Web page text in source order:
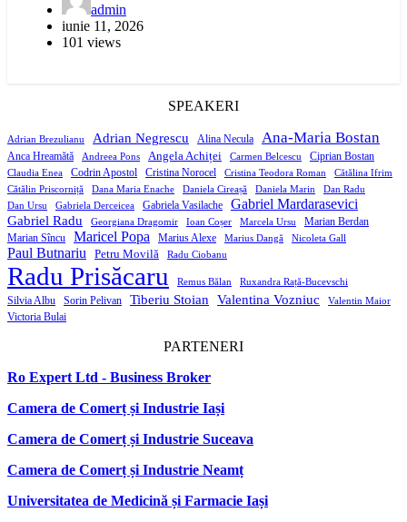
admin
iunie 11, 2026
101 views
SPEAKERI
Adrian Brezulianu Adrian Negrescu Alina Necula Ana-Maria Bostan
Anca Hreamătă Andreea Pons Angela Achiței Carmen Belcescu Ciprian Bostan
Claudia Enea Codrin Apostol Cristina Norocel Cristina Teodora Roman
Cătălina Ifrim
Cătălin Priscorniță
Dana Maria Enache Daniela Cireașă Daniela Marin
Dan Radu
Dan Ursu
Gabriela Derceicea Gabriela Vasilache Gabriel Mardarasevici
Gabriel Radu Georgiana Dragomir Ioan Coșer Marcela Ursu
Marian Berdan
Marian Sîncu
Maricel Popa Marius Alexe Marius Dangă Nicoleta Gall
Paul Butnariu Petru Movilă Radu Ciobanu
Radu Prisăcaru Remus Bălan Ruxandra Rață-Bucevschi
Silvia Albu Sorin Pelivan Tiberiu Stoian Valentina Vozniuc Valentin Maior
Victoria Bulai
PARTENERI
Ro Expert Ltd - Business Broker
Camera de Comerț și Industrie Iași
Camera de Comerț și Industrie Suceava
Camera de Comerț și Industrie Neamț
Universitatea de Medicină și Farmacie Iași